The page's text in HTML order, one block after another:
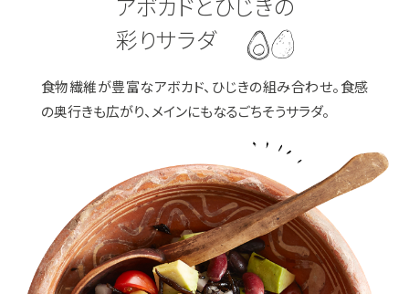
彩りサラダ
食物繊維が豊富なアボカド、ひじきの組み合わせ。食感
の奥行きも広がり、メインにもなるごちそうサラダ。